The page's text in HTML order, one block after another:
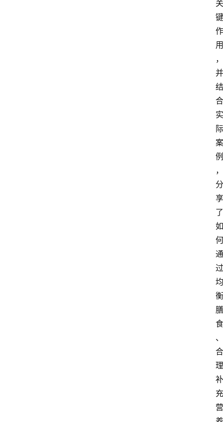
关
键
作
用
，
并
结
合
实
际
案
例
，
分
享
了
如
何
通
过
均
衡
膳
食
、
合
理
补
充
营